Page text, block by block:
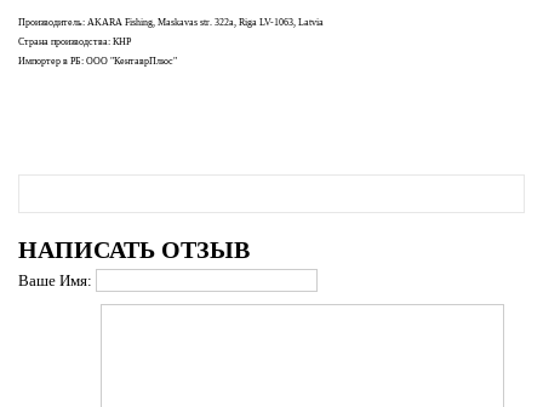
Производитель: AKARA Fishing, Maskavas str. 322a, Riga LV-1063, Latvia
Страна производства: КНР
Импортер в РБ: ООО "КентаврПлюс"
НАПИСАТЬ ОТЗЫВ
Ваше Имя: